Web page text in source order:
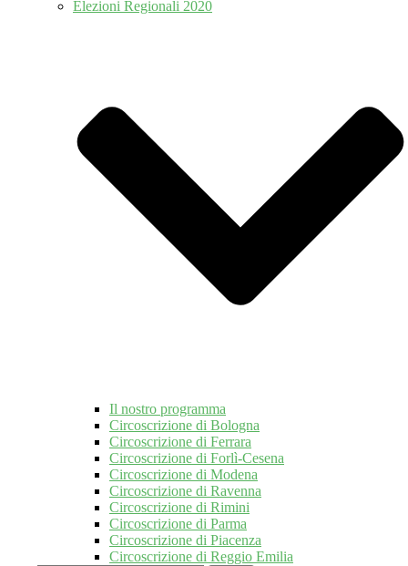
Elezioni Regionali 2020
Il nostro programma
Circoscrizione di Bologna
Circoscrizione di Ferrara
Circoscrizione di Forlì-Cesena
Circoscrizione di Modena
Circoscrizione di Ravenna
Circoscrizione di Rimini
Circoscrizione di Parma
Circoscrizione di Piacenza
Circoscrizione di Reggio Emilia